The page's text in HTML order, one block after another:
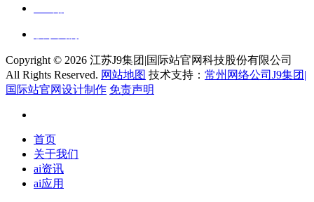
Copyright © 2026 江苏J9集团|国际站官网科技股份有限公司
All Rights Reserved. 网站地图 技术支持： 常州网络公司J9集团|
国际站官网设计制作 免责声明
首页
关于我们
ai资讯
ai应用